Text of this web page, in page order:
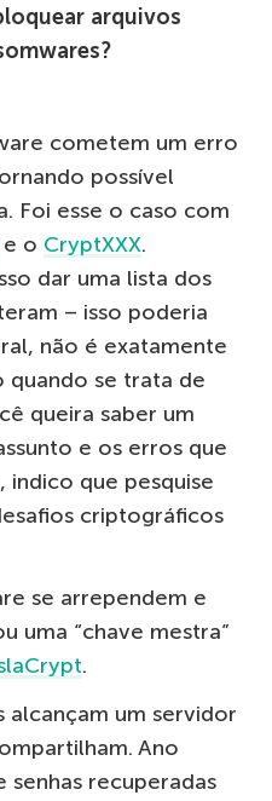
arquivos
cometem um erro
possível
Foi esse o caso com
e o CryptXXX.
dar uma lista dos
– isso poderia
não é exatamente
se trata de
queira saber um
e os erros que
indico que pesquise
criptográficos
se arrependem e
uma “chave mestra”
.
alcançam um servidor
Ano
senhas recuperadas